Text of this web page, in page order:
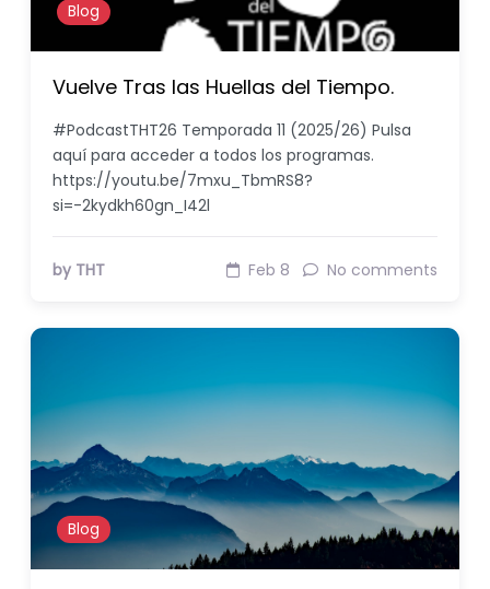
Blog
Vuelve Tras las Huellas del Tiempo.
#PodcastTHT26 Temporada 11 (2025/26) Pulsa
aquí para acceder a todos los programas.
https://youtu.be/7mxu_TbmRS8?
si=-2kydkh60gn_I42l
by THT Feb 8 No comments
Blog